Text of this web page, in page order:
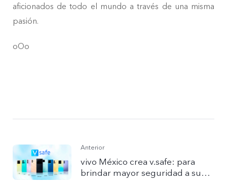
aficionados de todo el mundo a través de una misma
pasión.
oOo
Anterior
vivo México crea v.safe: para
brindar mayor seguridad a sus